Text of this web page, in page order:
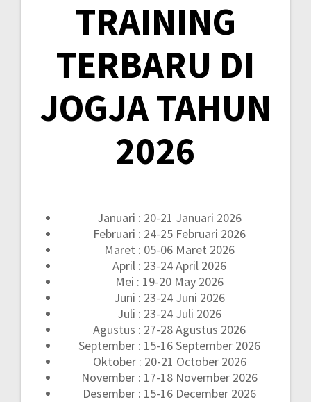
TRAINING
TERBARU DI
JOGJA TAHUN
2026
Januari : 20-21 Januari 2026
Februari : 24-25 Februari 2026
Maret : 05-06 Maret 2026
April : 23-24 April 2026
Mei : 19-20 May 2026
Juni : 23-24 Juni 2026
Juli : 23-24 Juli 2026
Agustus : 27-28 Agustus 2026
September : 15-16 September 2026
Oktober : 20-21 October 2026
November : 17-18 November 2026
Desember : 15-16 December 2026